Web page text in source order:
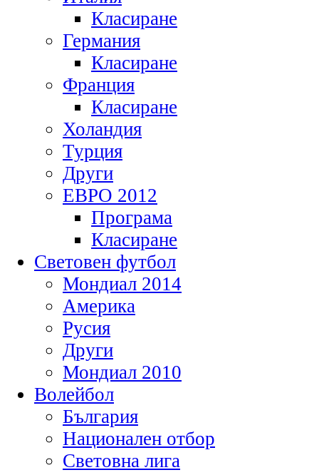
Класиране
Германия
Класиране
Франция
Класиране
Холандия
Турция
Други
ЕВРО 2012
Програма
Класиране
Световен футбол
Мондиал 2014
Америка
Русия
Други
Мондиал 2010
Волейбол
България
Национален отбор
Световна лига